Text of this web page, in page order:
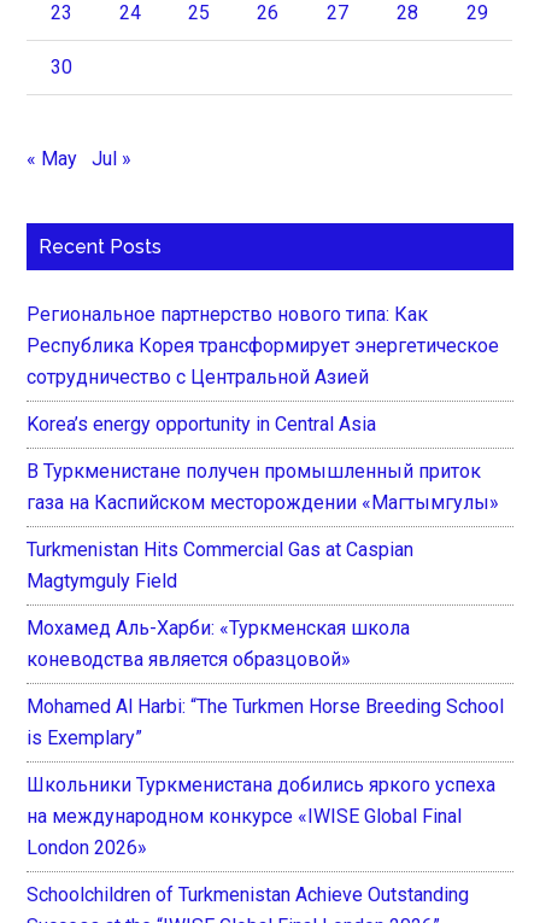
23 24 25 26 27 28 29
30
« May Jul »
Recent Posts
Региональное партнерство нового типа: Как
Республика Корея трансформирует энергетическое
сотрудничество с Центральной Азией
Korea’s energy opportunity in Central Asia
В Туркменистане получен промышленный приток
газа на Каспийском месторождении «Магтымгулы»
Turkmenistan Hits Commercial Gas at Caspian
Magtymguly Field
Мохамед Аль-Харби: «Туркменская школа
коневодства является образцовой»
Mohamed Al Harbi: “The Turkmen Horse Breeding School
is Exemplary”
Школьники Туркменистана добились яркого успеха
на международном конкурсе «IWISE Global Final
London 2026»
Schoolchildren of Turkmenistan Achieve Outstanding